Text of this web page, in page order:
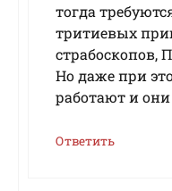
тогда
тритиевых
страбоскопов,
Но даже при
работают и
Ответить